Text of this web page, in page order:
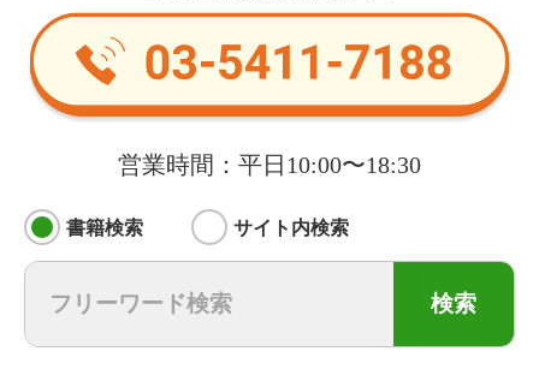
営業時間：平日10:00〜18:30
書籍検索 サイト内検索
検索